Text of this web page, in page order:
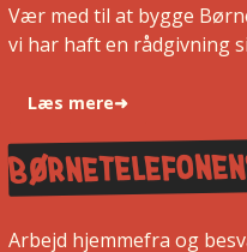
Vær med til at bygge
vi har haft en rådgivning
Læs mere➜
Arbejd hjemmefra og